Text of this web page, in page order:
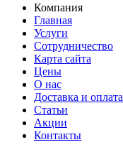
Компания
Главная
Услуги
Сотрудничество
Карта сайта
Цены
О нас
Доставка и оплата
Статьи
Акции
Контакты